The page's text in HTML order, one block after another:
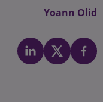
Yoann Olid